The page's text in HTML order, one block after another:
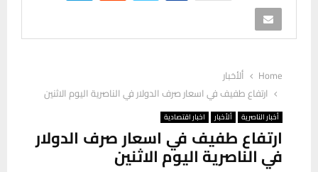
Home
ألأخبار
ارتفاع طفيف في اسعار صرف الدولار في الناصرية اليوم الاثنين
أخبار الناصرية ألأخبار اخبار اقتصادية
ارتفاع طفيف في اسعار صرف الدولار
في الناصرية اليوم الاثنين